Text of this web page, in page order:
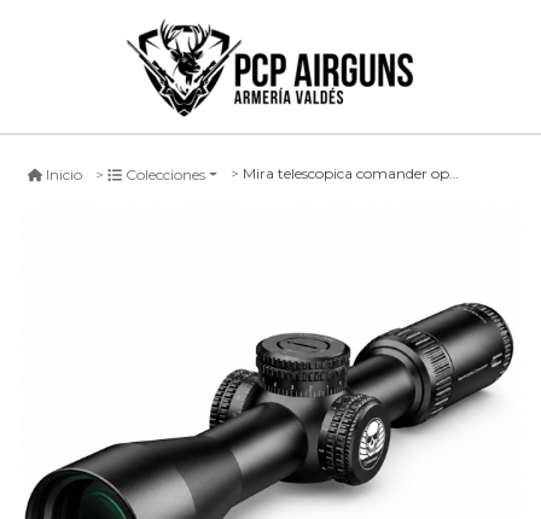
Inicio Colecciones Mira telescopica comander optics 4-16x44 ir